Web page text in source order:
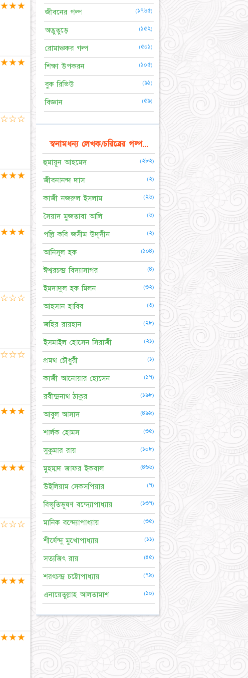
★★★
★★★
☆☆☆
★★★
★★★
☆☆☆
☆☆☆
★★★
★★★
☆☆☆
★★★
★★★
জীবনের গল্প (১৭৬৫)
অদ্ভুতুড়ে (১৫২)
রোমাঞ্চকর গল্প (৫০১)
শিক্ষা উপকরন (১০৫)
বুক রিভিউ (৯১)
বিজ্ঞান (৫৯)
স্বনামধন্য লেখক/চরিত্রের গল্প...
হুমায়ূন আহমেদ (২৮২)
জীবনানন্দ দাস (২)
কাজী নজরুল ইসলাম (২৬)
সৈয়াদ মুজতাবা আলি (৬)
পল্লি কবি জসীম উদ্‌দীন (২)
আনিসুল হক (১০৪)
ঈশ্বরচন্দ্র বিদ্যাসাগর (৪)
ইমদাদুল হক মিলন (৩২)
আহসান হাবিব (৩)
জহির রায়হান (২৮)
ইসমাইল হোসেন সিরাজী (২১)
প্রমথ চৌধুরী (১)
কাজী আনোয়ার হোসেন (১৭)
রবীন্দ্রনাথ ঠাকুর (১৯৮)
আবুল আসাদ (৪৯৯)
শার্লক হোমস (৩৫)
সুকুমার রায় (১০৮)
মুহম্মদ জাফর ইকবাল (৪৬৬)
উইলিয়াম সেকসপিয়ার (৭)
বিভূতিভূষণ বন্দ্যোপাধ্যায় (১৩৭)
মানিক বন্দ্যোপাধ্যায় (৩৫)
শীর্ষেন্দু মুখোপাধ্যায় (১১)
সত্যজিৎ রায় (৪৫)
শরৎচন্দ্র চট্টোপাধ্যায় (৭৯)
এনায়েতুল্লাহ আলতামাশ (১০)